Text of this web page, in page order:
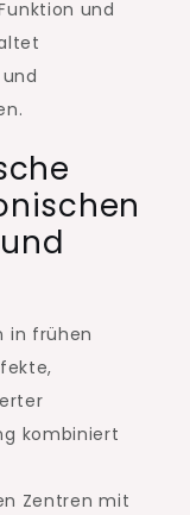
und
in frühen
kombiniert
Zentren mit